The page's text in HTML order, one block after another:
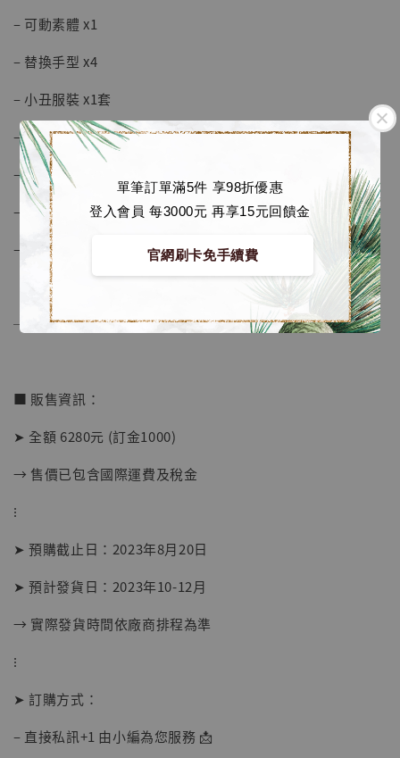
單筆訂單滿5件 享98折優惠
登入會員 每3000元 再享15元回饋金
官網刷卡免手續費
NT$ 4,980
NT$ 5,300
– 可動素體 x1
– 替換手型 x4
– 小丑服裝 x1套
– 煙 x1
– 手槍 x1
– 小丑面具 x1
– 地台 x1
──────────────
■ 販售資訊：
➤ 全額 6280元 (訂金1000)
→ 售價已包含國際運費及稅金
⁝
➤ 預購截止日：2023年8月20日
➤ 預計發貨日：2023年10-12月
→ 實際發貨時間依廠商排程為準
⁝
➤ 訂購方式：
– 直接私訊+1 由小編為您服務 📩